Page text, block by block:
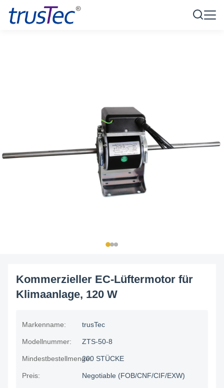
Kommerzieller EC-Lüftermotor für
Klimaanlage, 120 W
Markenname: trusTec
Modellnummer: ZTS-50-8
Mindestbestellmenge:200 STÜCKE
Preis: Negotiable (FOB/CNF/CIF/EXW)